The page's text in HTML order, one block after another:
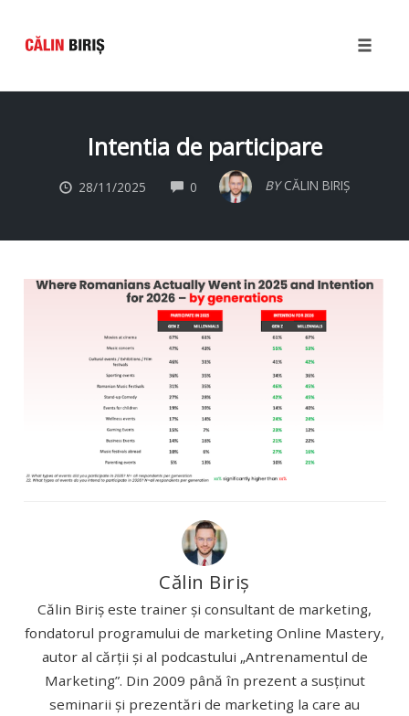
Intentia de participare
28/11/2025 0 COMMENTS BY CĂLIN BIRIȘ
Călin Biriș
Călin Biriș este trainer și consultant de marketing,
fondatorul programului de marketing Online Mastery,
autor al cărții și al podcastului „Antrenamentul de
Marketing”. Din 2009 până în prezent a susținut
seminarii și prezentări de marketing la care au